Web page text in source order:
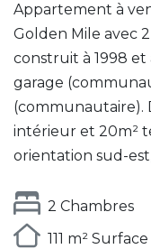
Appartement à
Golden Mile avec
construit à 1998
garage
(communautaire).
intérieur et 20m²
orientation sud-
2 Chambres
111 m² Surface